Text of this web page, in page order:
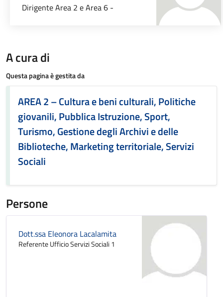
Dirigente Area 2 e Area 6 -
A cura di
Questa pagina è gestita da
AREA 2 – Cultura e beni culturali, Politiche
giovanili, Pubblica Istruzione, Sport,
Turismo, Gestione degli Archivi e delle
Biblioteche, Marketing territoriale, Servizi
Sociali
Persone
Dott.ssa Eleonora Lacalamita
Referente Ufficio Servizi Sociali 1